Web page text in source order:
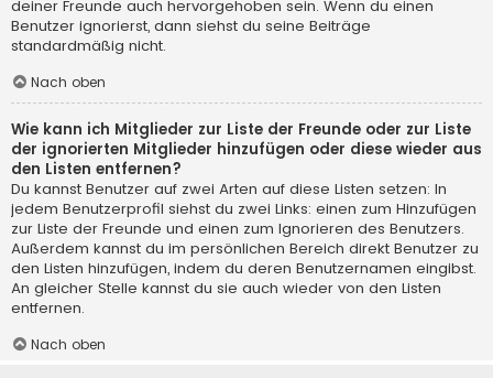
deiner Freunde auch hervorgehoben sein. Wenn du einen
Benutzer ignorierst, dann siehst du seine Beiträge
standardmäßig nicht.
Nach oben
Wie kann ich Mitglieder zur Liste der Freunde oder zur Liste
der ignorierten Mitglieder hinzufügen oder diese wieder aus
den Listen entfernen?
Du kannst Benutzer auf zwei Arten auf diese Listen setzen: In
jedem Benutzerprofil siehst du zwei Links: einen zum Hinzufügen
zur Liste der Freunde und einen zum Ignorieren des Benutzers.
Außerdem kannst du im persönlichen Bereich direkt Benutzer zu
den Listen hinzufügen, indem du deren Benutzernamen eingibst.
An gleicher Stelle kannst du sie auch wieder von den Listen
entfernen.
Nach oben